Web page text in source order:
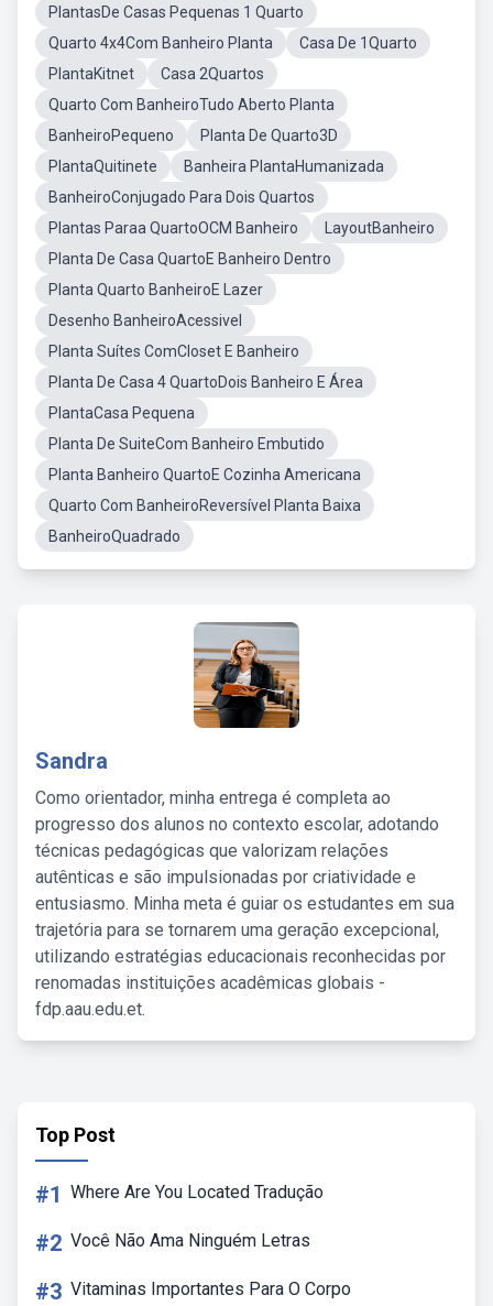
PlantasDe Casas Pequenas 1 Quarto
Quarto 4x4Com Banheiro Planta
Casa De 1Quarto
PlantaKitnet
Casa 2Quartos
Quarto Com BanheiroTudo Aberto Planta
BanheiroPequeno
Planta De Quarto3D
PlantaQuitinete
Banheira PlantaHumanizada
BanheiroConjugado Para Dois Quartos
Plantas Paraa QuartoOCM Banheiro
LayoutBanheiro
Planta De Casa QuartoE Banheiro Dentro
Planta Quarto BanheiroE Lazer
Desenho BanheiroAcessivel
Planta Suítes ComCloset E Banheiro
Planta De Casa 4 QuartoDois Banheiro E Área
PlantaCasa Pequena
Planta De SuiteCom Banheiro Embutido
Planta Banheiro QuartoE Cozinha Americana
Quarto Com BanheiroReversível Planta Baixa
BanheiroQuadrado
Sandra
Como orientador, minha entrega é completa ao
progresso dos alunos no contexto escolar, adotando
técnicas pedagógicas que valorizam relações
autênticas e são impulsionadas por criatividade e
entusiasmo. Minha meta é guiar os estudantes em sua
trajetória para se tornarem uma geração excepcional,
utilizando estratégias educacionais reconhecidas por
renomadas instituições acadêmicas globais -
fdp.aau.edu.et.
Top Post
#1 Where Are You Located Tradução
#2 Você Não Ama Ninguém Letras
#3 Vitaminas Importantes Para O Corpo